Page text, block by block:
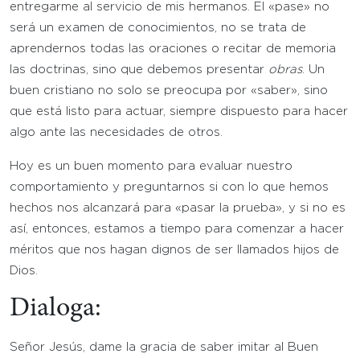
entregarme al servicio de mis hermanos. El «pase» no
será un examen de conocimientos, no se trata de
aprendernos todas las oraciones o recitar de memoria
las doctrinas, sino que debemos presentar obras. Un
buen cristiano no solo se preocupa por «saber», sino
que está listo para actuar, siempre dispuesto para hacer
algo ante las necesidades de otros.
Hoy es un buen momento para evaluar nuestro
comportamiento y preguntarnos si con lo que hemos
hechos nos alcanzará para «pasar la prueba», y si no es
así, entonces, estamos a tiempo para comenzar a hacer
méritos que nos hagan dignos de ser llamados hijos de
Dios.
Dialoga:
Señor Jesús, dame la gracia de saber imitar al Buen